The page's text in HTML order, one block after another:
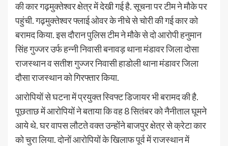
की कार गढ़मुक्तेश्वर क्षेत्र में देखी गई है. सूचना पर टीम ने मौके पर
पहुंची. गढ़मुक्तेश्वर फ्लाई ओवर के नीचे से चोरी की गई कार को
बरामद किया. इस दौरान पुलिस टीम ने मौके से दो आरोपी हनुमान
सिंह गुज्जर उर्फ हन्नी निवासी बनावड़ थाना मंडावर जिला दोसा
राजस्थान व सतीश गुज्जर निवासी हाडोली थाना मंडावर जिला
दौसा राजस्थान को गिरफ्तार किया.
आरोपियों से घटना में प्रयुक्त स्विफ्ट डिजायर भी बरामद की है.
पूछताछ में आरोपियों ने बताया कि वह 8 सितंबर को नैनीताल घूमने
आये थे. घर वापस लौटते वक्त उन्होंने बाजपुर क्षेत्र से क्रेटा कार
को चुरा लिया. दोनों आरोपियों के खिलाफ पूर्व में राजस्थान में